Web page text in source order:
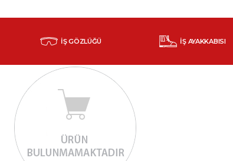
İŞ GÖZLÜĞÜ İŞ AYAKKABISI